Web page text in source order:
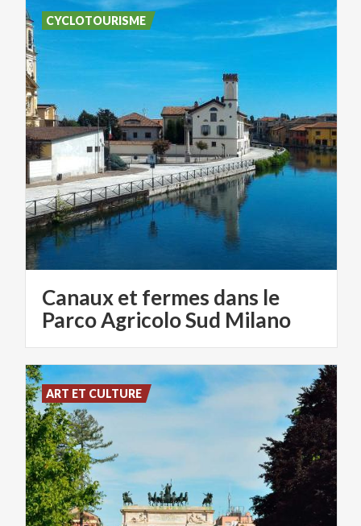
Canaux et fermes dans le
Parco Agricolo Sud Milano
CYCLOTOURISME
ART ET CULTURE